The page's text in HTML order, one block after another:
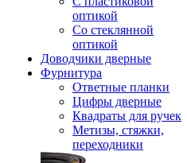
оптикой
Со стеклянной
оптикой
Доводчики дверные
Фурнитура
Ответные планки
Цифры дверные
Квадраты для ручек
Метизы, стяжки,
переходники